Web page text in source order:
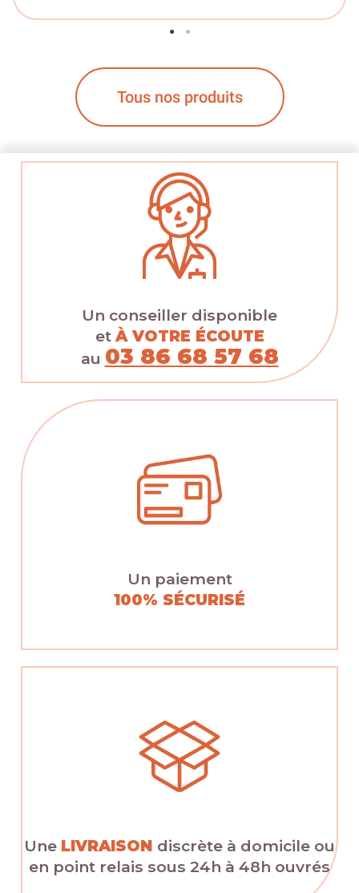
Tous nos produits
Un conseiller disponible
etÀ VOTRE ÉCOUTE
au 03 86 68 57 68
Un paiement
100% SÉCURISÉ
Une LIVRAISON discrète à domicile ou
en point relais sous 24h à 48h ouvrés